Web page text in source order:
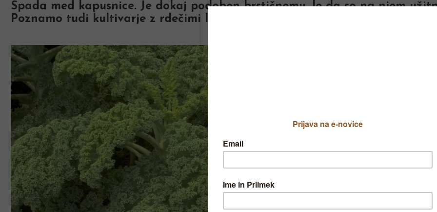
Spada med kapusnice. Je dokaj podoben brstičnemu, le da so na njem
Poznamo tudi kultivarje z rdečimi listi.
V prehrani je še
le nekoliko manj
slednji. Ko nekoliko
brez težav prezimi,
mineralov pozimi.
saj so trdi in grobi
njih stisnemo sok.